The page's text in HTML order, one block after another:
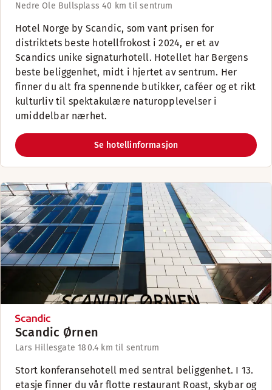
Nedre Ole Bullsplass 40 km til sentrum
Hotel Norge by Scandic, som vant prisen for
distriktets beste hotellfrokost i 2024, er et av
Scandics unike signaturhotell. Hotellet har Bergens
beste beliggenhet, midt i hjertet av sentrum. Her
finner du alt fra spennende butikker, caféer og et rikt
kulturliv til spektakulære naturopplevelser i
umiddelbar nærhet.
Se hotellinformasjon
Scandic Ørnen
Lars Hillesgate 180.4 km til sentrum
Stort konferansehotell med sentral beliggenhet. I 13.
etasje finner du vår flotte restaurant Roast, skybar og